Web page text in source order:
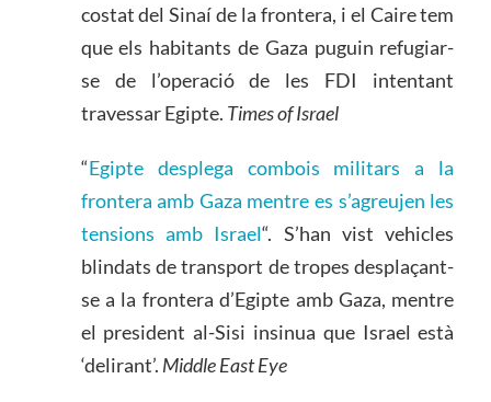
costat del Sinaí de la frontera, i el Caire tem
que els habitants de Gaza puguin refugiar-
se de l’operació de les FDI intentant
travessar Egipte. Times of Israel
“Egipte desplega combois militars a la
frontera amb Gaza mentre es s’agreujen les
tensions amb Israel“. S’han vist vehicles
blindats de transport de tropes desplaçant-
se a la frontera d’Egipte amb Gaza, mentre
el president al-Sisi insinua que Israel està
‘delirant’. Middle East Eye